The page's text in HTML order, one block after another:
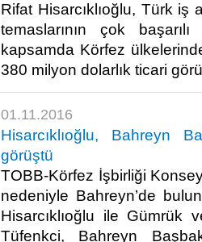
Rifat Hisarcıklıoğlu, Türk iş
temaslarının çok
kapsamda Körfez
380 milyon dolarlık ticari
01.11.2016
Hisarcıklıoğlu, Bahreyn
görüştü
TOBB-Körfez İşbirliği
nedeniyle Bahreyn’de
Hisarcıklıoğlu ile Gümrük
Tüfenkci, Bahreyn